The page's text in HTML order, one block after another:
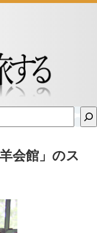
会館」のス